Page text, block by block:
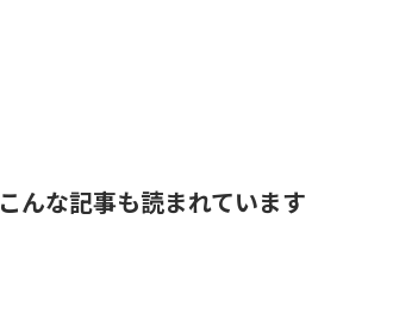
こんな記事も読まれています